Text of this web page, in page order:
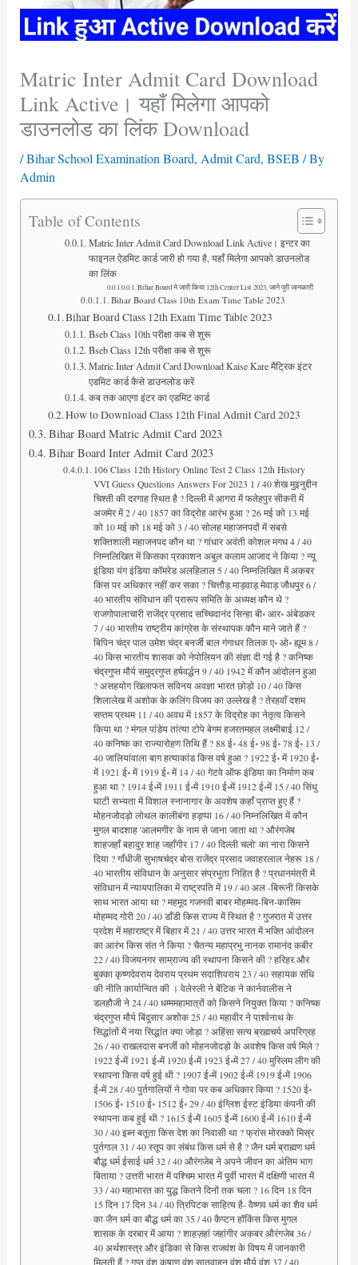
Matric Inter Admit Card Download
Link Active। यहाँ मिलेगा आपको
डाउनलोड का लिंक Download
/Bihar School Examination Board, Admit Card, BSEB / By
Admin
Table of Contents
Matric Inter Admit Card Download Link Active। इन्टर का
फाइनल ऐडमिट कार्ड जारी हो गया है, यहाँ मिलेगा आपको डाउनलोड
का लिंक
Bihar Board ने जारी किया 12th Center List 2023, जाने पूरी जानकारी
Bihar Board Class 10th Exam Time Table 2023
Bihar Board Class 12th Exam Time Table 2023
Bseb Class 10th परीक्षा कब से शुरू
Bseb Class 12th परीक्षा कब से शुरू
Matric Inter Admit Card Download Kaise Kare मैट्रिक इंटर
एडमिट कार्ड कैसे डाउनलोड करें
कब तक आएगा इंटर का एडमिट कार्ड
How to Download Class 12th Final Admit Card 2023
Bihar Board Matric Admit Card 2023
Bihar Board Inter Admit Card 2023
106 Class 12th History Online Test 2 Class 12th History VVI Guess Questions Answers For 2023 1 / 40 शेख मुइनुद्दीन चिश्ती की दरगाह स्थित है ? दिल्ली में आगरा में फतेहपुर सीकरी में अजमेर में 2 / 40 1857 का‌ विद्रोह आरंभ हुआ ? 26 मई को 13 मई को 10 मई को 18 मई को 3 / 40 सोलह महाजनपदों में सबसे शक्तिशाली महाजनपद कौन था ? गांधार अवंती कोशल मगध 4 / 40 निम्नलिखित में किसका प्रकाशन अबुल कलाम आजाद ने किया ? न्यू इंडिया यंग इंडिया कॉमरेड अलहिलाल 5 / 40 निम्नलिखित में अकबर किस पर अधिकार नहीं कर सका ? चित्तौड़ माड़वाड़ मेवाड़ जौधपुर 6 / 40 भारतीय संविधान की प्रारूप समिति के अध्यक्ष कौन थे ? राजगोपालाचारी राजेंद्र प्रसाद सच्चिदानंद सिन्हा बी॰ आर॰ अंबेडकर 7 / 40 भारतीय राष्ट्रीय कांग्रेस के संस्थापक कौन माने जाते हैं ? बिपिन चंद्र पाल उमेश चंद्र बनर्जी बाल गंगाधर तिलक